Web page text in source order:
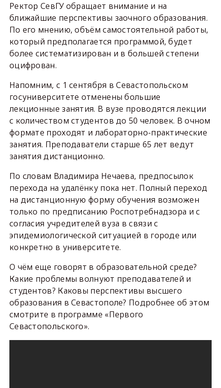
Ректор СевГУ обращает внимание и на
ближайшие перспективы заочного образования.
По его мнению, объём самостоятельной работы,
который предполагается программой, будет
более систематизирован и в большей степени
оцифрован.
Напомним, с 1 сентября в Севастопольском
госуниверситете отменены большие
лекционные занятия. В вузе проводятся лекции
с количеством студентов до 50 человек. В очном
формате проходят и лабораторно-практические
занятия. Преподаватели старше 65 лет ведут
занятия дистанционно.
По словам Владимира Нечаева, предпосылок
перехода на удалёнку пока нет. Полный переход
на дистанционную форму обучения возможен
только по предписанию Роспотребнадзора и с
согласия учредителей вуза в связи с
эпидемиологической ситуацией в городе или
конкретно в университете.
О чём еще говорят в образовательной среде?
Какие проблемы волнуют преподавателей и
студентов? Каковы перспективы высшего
образования в Севастополе? Подробнее об этом
смотрите в программе «Первого
Севастопольского».